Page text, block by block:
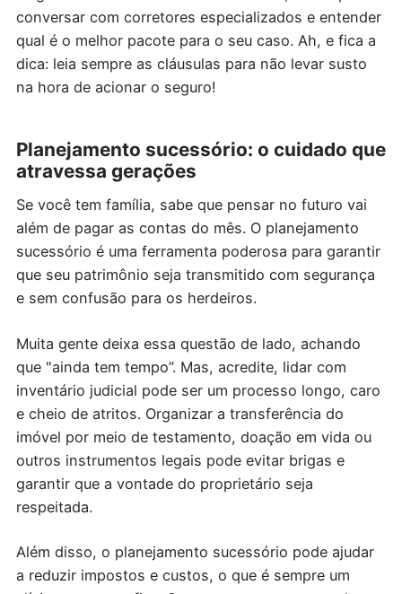
conversar com corretores especializados e entender
qual é o melhor pacote para o seu caso. Ah, e fica a
dica: leia sempre as cláusulas para não levar susto
na hora de acionar o seguro!
Planejamento sucessório: o cuidado que
atravessa gerações
Se você tem família, sabe que pensar no futuro vai
além de pagar as contas do mês. O planejamento
sucessório é uma ferramenta poderosa para garantir
que seu patrimônio seja transmitido com segurança
e sem confusão para os herdeiros.
Muita gente deixa essa questão de lado, achando
que "ainda tem tempo”. Mas, acredite, lidar com
inventário judicial pode ser um processo longo, caro
e cheio de atritos. Organizar a transferência do
imóvel por meio de testamento, doação em vida ou
outros instrumentos legais pode evitar brigas e
garantir que a vontade do proprietário seja
respeitada.
Além disso, o planejamento sucessório pode ajudar
a reduzir impostos e custos, o que é sempre um